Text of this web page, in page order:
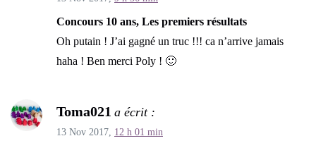
Concours 10 ans, Les premiers résultats
Oh putain ! J’ai gagné un truc !!! ca n’arrive jamais
haha ! Ben merci Poly ! 🙂
Toma021 a écrit :
13 Nov 2017, 12 h 01 min